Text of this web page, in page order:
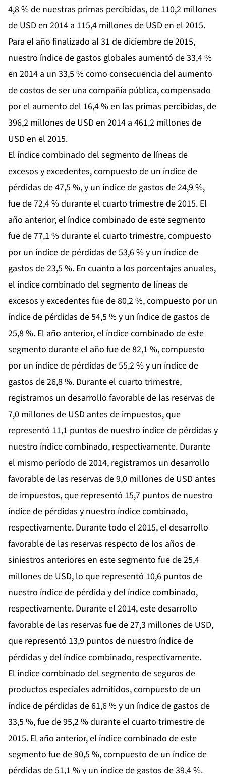
4,8 % de nuestras primas percibidas, de 110,2 millones
de USD en 2014 a 115,4 millones de USD en el 2015.
Para el año finalizado al 31 de diciembre de 2015,
nuestro índice de gastos globales aumentó de 33,4 %
en 2014 a un 33,5 % como consecuencia del aumento
de costos de ser una compañía pública, compensado
por el aumento del 16,4 % en las primas percibidas, de
396,2 millones de USD en 2014 a 461,2 millones de
USD en el 2015.
El índice combinado del segmento de líneas de
excesos y excedentes, compuesto de un índice de
pérdidas de 47,5 %, y un índice de gastos de 24,9 %,
fue de 72,4 % durante el cuarto trimestre de 2015. El
año anterior, el índice combinado de este segmento
fue de 77,1 % durante el cuarto trimestre, compuesto
por un índice de pérdidas de 53,6 % y un índice de
gastos de 23,5 %. En cuanto a los porcentajes anuales,
el índice combinado del segmento de líneas de
excesos y excedentes fue de 80,2 %, compuesto por un
índice de pérdidas de 54,5 % y un índice de gastos de
25,8 %. El año anterior, el índice combinado de este
segmento durante el año fue de 82,1 %, compuesto
por un índice de pérdidas de 55,2 % y un índice de
gastos de 26,8 %. Durante el cuarto trimestre,
registramos un desarrollo favorable de las reservas de
7,0 millones de USD antes de impuestos, que
representó 11,1 puntos de nuestro índice de pérdidas y
nuestro índice combinado, respectivamente. Durante
el mismo período de 2014, registramos un desarrollo
favorable de las reservas de 9,0 millones de USD antes
de impuestos, que representó 15,7 puntos de nuestro
índice de pérdidas y nuestro índice combinado,
respectivamente. Durante todo el 2015, el desarrollo
favorable de las reservas respecto de los años de
siniestros anteriores en este segmento fue de 25,4
millones de USD, lo que representó 10,6 puntos de
nuestro índice de pérdida y del índice combinado,
respectivamente. Durante el 2014, este desarrollo
favorable de las reservas fue de 27,3 millones de USD,
que representó 13,9 puntos de nuestro índice de
pérdidas y del índice combinado, respectivamente.
El índice combinado del segmento de seguros de
productos especiales admitidos, compuesto de un
índice de pérdidas de 61,6 % y un índice de gastos de
33,5 %, fue de 95,2 % durante el cuarto trimestre de
2015. El año anterior, el índice combinado de este
segmento fue de 90,5 %, compuesto de un índice de
pérdidas de 51,1 % y un índice de gastos de 39,4 %.